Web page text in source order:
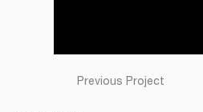
Previous Project